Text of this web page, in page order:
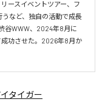
ースイベントツアー、フ
など、独自の活動で成長
谷WWW、2024年8月に
功させた。2026年8月か
タイガー